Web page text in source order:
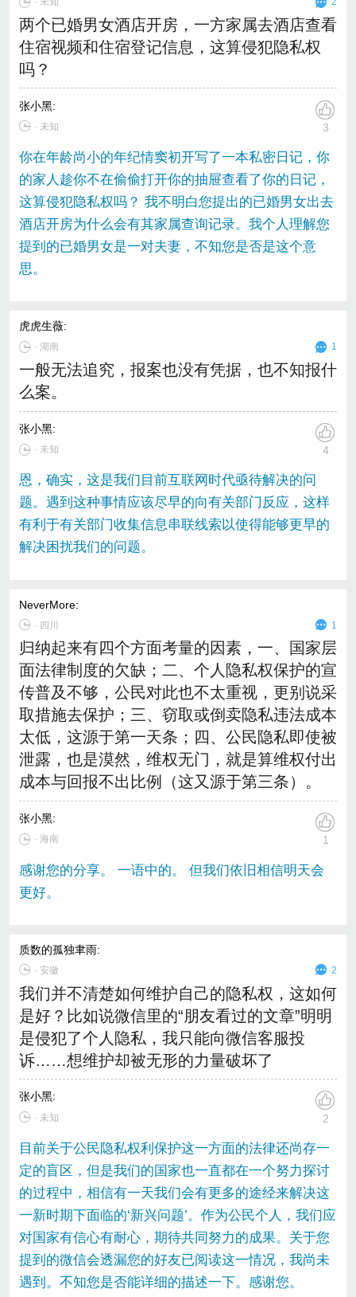
两个已婚男女酒店开房，一方家属去酒店查看
住宿视频和住宿登记信息，这算侵犯隐私权
吗？
张小黑:
∙ 未知 3
你在年龄尚小的年纪情窦初开写了一本私密日记，你
的家人趁你不在偷偷打开你的抽屉查看了你的日记，
这算侵犯隐私权吗？ 我不明白您提出的已婚男女出去
酒店开房为什么会有其家属查询记录。我个人理解您
提到的已婚男女是一对夫妻，不知您是否是这个意
思。
虎虎生薇:
∙湖南 1
一般无法追究，报案也没有凭据，也不知报什
么案。
张小黑:
∙ 未知 4
恩，确实，这是我们目前互联网时代亟待解决的问
题。遇到这种事情应该尽早的向有关部门反应，这样
有利于有关部门收集信息串联线索以使得能够更早的
解决困扰我们的问题。
NeverMore:
∙ 四川 1
归纳起来有四个方面考量的因素，一、国家层
面法律制度的欠缺；二、个人隐私权保护的宣
传普及不够，公民对此也不太重视，更别说采
取措施去保护；三、窃取或倒卖隐私违法成本
太低，这源于第一天条；四、公民隐私即使被
泄露，也是漠然，维权无门，就是算维权付出
成本与回报不出比例（这又源于第三条）。
张小黑:
∙ 海南 1
感谢您的分享。 一语中的。 但我们依旧相信明天会
更好。
质数的孤独聿雨:
∙安徽 2
我们并不清楚如何维护自己的隐私权，这如何
是好？比如说微信里的“朋友看过的文章”明明
是侵犯了个人隐私，我只能向微信客服投
诉……想维护却被无形的力量破坏了
张小黑:
∙ 未知 2
目前关于公民隐私权利保护这一方面的法律还尚存一
定的盲区，但是我们的国家也一直都在一个努力探讨
的过程中，相信有一天我们会有更多的途经来解决这
一新时期下面临的‘新兴问题’。作为公民个人，我们应
对国家有信心有耐心，期待共同努力的成果。关于您
提到的微信会透漏您的好友已阅读这一情况，我尚未
遇到。不知您是否能详细的描述一下。感谢您。